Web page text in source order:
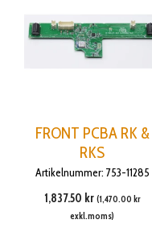
FRONT PCBA RK &
RKS
Artikelnummer: 753-11285
1,837.50 kr (1,470.00 kr
exkl.moms)